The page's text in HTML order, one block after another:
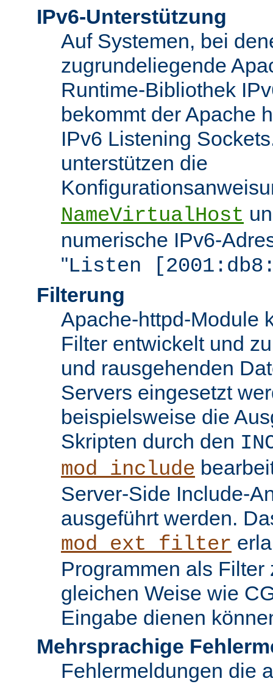
IPv6-Unterstützung
Auf Systemen, bei
zugrundeliegende
Runtime-Bibliothek
bekommt der Apache
IPv6 Listening
unterstützen die
NameVirtualHost
numerische IPv6-
"Listen
Filterung
Apache-httpd-Module
Filter entwickelt und
und rausgehenden
Servers eingesetzt
beispielsweise die
Skripten durch den
mod_include
Server-Side Include-
ausgeführt werden.
mod_ext_filter
Programmen als Filter
gleichen Weise wie
Eingabe dienen
Mehrsprachige
Fehlermeldungen die